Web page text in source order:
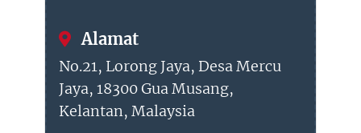
Alamat
No.21, Lorong Jaya, Desa Mercu
Jaya, 18300 Gua Musang,
Kelantan, Malaysia